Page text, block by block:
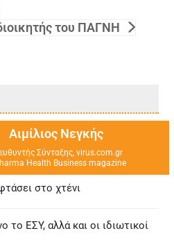
του ΠΑΓΝΗ
Αιμίλιος Νεγκής
Σύνταξης, virus.com.gr
Health Business magazine
στο χτένι
το ΕΣΥ, αλλά και οι ιδιωτικοί